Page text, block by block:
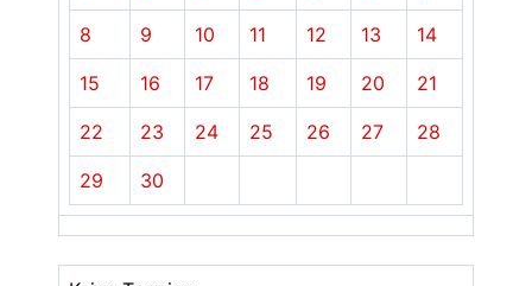
8 9 10 11 12 13 14
15 16 17 18 19 20 21
22 23 24 25 26 27 28
29 30